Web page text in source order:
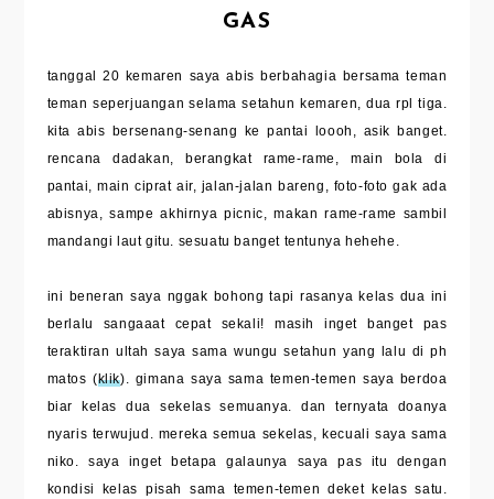
GAS
tanggal 20 kemaren saya abis berbahagia bersama teman
teman seperjuangan selama setahun kemaren, dua rpl tiga.
kita abis bersenang-senang ke pantai loooh, asik banget.
rencana dadakan, berangkat rame-rame, main bola di
pantai, main ciprat air, jalan-jalan bareng, foto-foto gak ada
abisnya, sampe akhirnya picnic, makan rame-rame sambil
mandangi laut gitu. sesuatu banget tentunya hehehe.
ini beneran saya nggak bohong tapi rasanya kelas dua ini
berlalu sangaaat cepat sekali! masih inget banget pas
teraktiran ultah saya sama wungu setahun yang lalu di ph
matos (klik). gimana saya sama temen-temen saya berdoa
biar kelas dua sekelas semuanya. dan ternyata doanya
nyaris terwujud. mereka semua sekelas, kecuali saya sama
niko. saya inget betapa galaunya saya pas itu dengan
kondisi kelas pisah sama temen-temen deket kelas satu.